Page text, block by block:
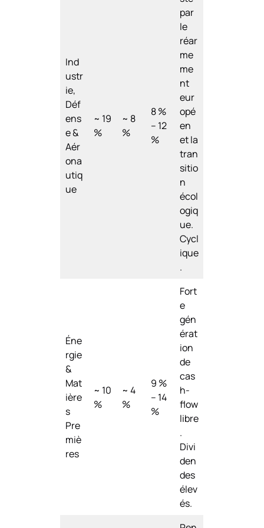
Ind
ustr
ie,
Déf
ens
e &
Aér
ona
utiq
ue
~ 19
%
~ 8
%
8 %
– 12
%
par
le
réar
me
me
nt
eur
opé
en
et la
tran
sitio
n
écol
ogiq
ue.
Cycl
ique
.
Éne
rgie
&
Mat
ière
s
Pre
miè
res
~ 10
%
~ 4
%
9 %
– 14
%
Fort
e
gén
érat
ion
de
cas
h-
flow
libre
.
Divi
den
des
élev
és.